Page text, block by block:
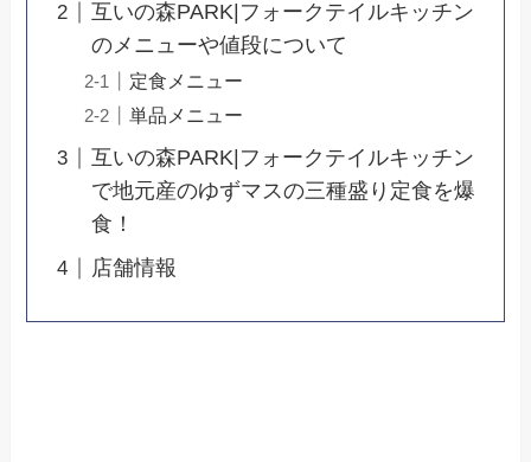
互いの森PARK|フォークテイルキッチン
のメニューや値段について
定食メニュー
単品メニュー
互いの森PARK|フォークテイルキッチン
で地元産のゆずマスの三種盛り定食を爆
食！
店舗情報